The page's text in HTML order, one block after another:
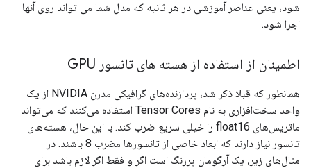
شود، یعنی عناصر آموزشی در هر ثانیه که مدل شما می تواند روی آنها
اجرا شود.
اطمینان از استفاده از هسته های تانسور GPU
همانطور که قبلا ذکر شد، پردازنده‌های گرافیکی مدرن NVIDIA از یک
واحد سخت‌افزاری به نام Tensor Cores استفاده می‌کنند که می‌تواند
ماتریس‌های float16 را خیلی سریع ضرب کند. با این حال، هسته‌های
تانسور نیاز دارند که ابعاد خاصی از تانسورها مضرب 8 باشند. در
مثال‌های زیر، یک آرگومان پررنگ است اگر و فقط اگر لازم باشد برای